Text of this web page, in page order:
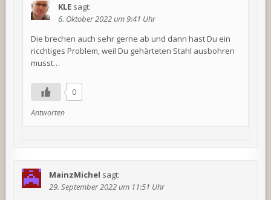
KLE sagt:
6. Oktober 2022 um 9:41 Uhr
Die brechen auch sehr gerne ab und dann hast Du ein
ricchtiges Problem, weil Du gehärteten Stahl ausbohren
musst…
0
Antworten
MainzMichel sagt:
29. September 2022 um 11:51 Uhr